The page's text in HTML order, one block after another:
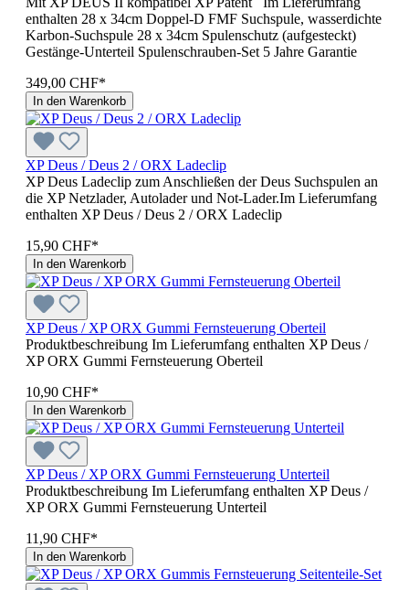
enthalten 28 x 34cm Doppel-D FMF Suchspule, wasserdichte
Karbon-Suchspule 28 x 34cm Spulenschutz (aufgesteckt)
Gestänge-Unterteil Spulenschrauben-Set 5 Jahre Garantie
349,00 CHF*
In den Warenkorb
XP Deus / Deus 2 / ORX Ladeclip
XP Deus Ladeclip zum Anschließen der Deus Suchspulen an
die XP Netzlader, Autolader und Not-Lader.Im Lieferumfang
enthalten XP Deus / Deus 2 / ORX Ladeclip
15,90 CHF*
In den Warenkorb
XP Deus / XP ORX Gummi Fernsteuerung Oberteil
Produktbeschreibung Im Lieferumfang enthalten XP Deus /
XP ORX Gummi Fernsteuerung Oberteil
10,90 CHF*
In den Warenkorb
XP Deus / XP ORX Gummi Fernsteuerung Unterteil
Produktbeschreibung Im Lieferumfang enthalten XP Deus /
XP ORX Gummi Fernsteuerung Unterteil
11,90 CHF*
In den Warenkorb